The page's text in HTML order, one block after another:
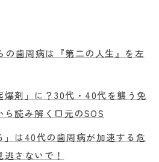
の歯周病は『第二の人生』を左
爆剤」に？30代・40代を襲う免
読み解く口元のSOS
」は40代の歯周病が加速する危
さないで！